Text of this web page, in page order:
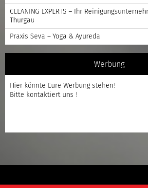
CLEANING EXPERTS – Ihr
Thurgau
Praxis Seva – Yoga & Ayureda
Werbung
Hier könnte Eure Werbung stehen!
Bitte kontaktiert uns !